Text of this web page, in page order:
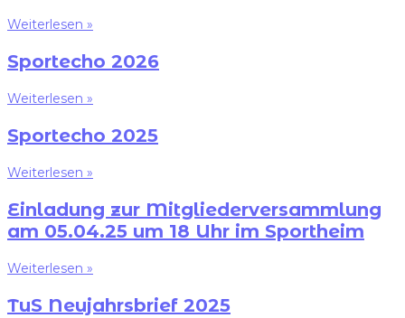
Weiterlesen »
Sportecho 2026
Weiterlesen »
Sportecho 2025
Weiterlesen »
Einladung zur Mitgliederversammlung
am 05.04.25 um 18 Uhr im Sportheim
Weiterlesen »
TuS Neujahrsbrief 2025